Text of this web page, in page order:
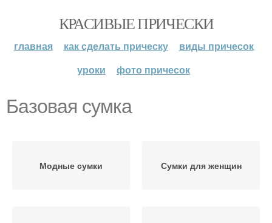
КРАСИВЫЕ ПРИЧЕСКИ
главная как сделать прическу
виды причесок
уроки
фото причесок
Базовая сумка
Модные сумки Сумки для женщин